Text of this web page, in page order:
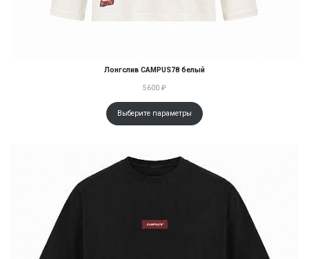
Лонгслив CAMPUS78 белый
5600 ₽
Выберите параметры